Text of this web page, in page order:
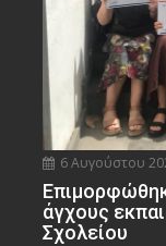
6 Αυγούστου
άγχους
Σχολείου